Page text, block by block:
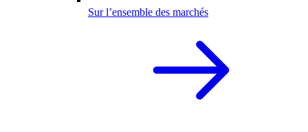
Sur l’ensemble des marchés